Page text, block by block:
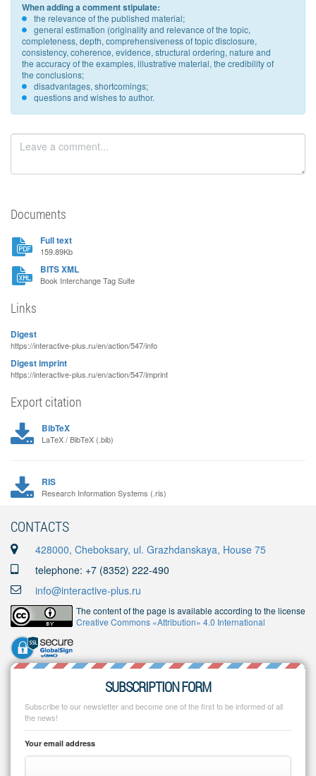
When adding a comment stipulate:
the relevance of the published material;
general estimation (originality and relevance of the topic,
completeness, depth, comprehensiveness of topic disclosure,
consistency, coherence, evidence, structural ordering, nature and
the accuracy of the examples, illustrative material, the credibility of
the conclusions;
disadvantages, shortcomings;
questions and wishes to author.
Documents
Full text
159.89Kb
BITS XML
Book Interchange Tag Suite
Links
Digest
https://interactive-plus.ru/en/action/547/info
Digest imprint
https://interactive-plus.ru/en/action/547/imprint
Export citation
BibTeX
LaTeX / BibTeX (.bib)
RIS
Research Information Systems (.ris)
CONTACTS
428000, Cheboksary, ul. Grazhdanskaya, House 75
telephone: +7 (8352) 222-490
info@interactive-plus.ru
The content of the page is available according to the license
Creative Commons «Attribution» 4.0 International
SUBSCRIPTION FORM
Subscribe to our newsletter and become one of the first to be informed of all
the news!
Your email address